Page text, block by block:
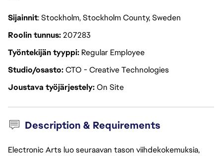
Sijainnit: Stockholm, Stockholm County, Sweden
Roolin tunnus207283
Työntekijän tyyppi Regular Employee
Studio/osastoCTO - Creative Technologies
Joustava työjärjestelyOn Site
Description & Requirements
Electronic Arts luo seuraavan tason viihdekokemuksia,